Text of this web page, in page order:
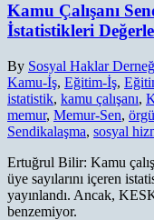
Kamu Çalışanı
İstatistikleri
By Sosyal Haklar
Kamu-İş, Eğitim-İş,
istatistik, kamu çalışanı,
memur, Memur-Sen,
Sendikalaşma, sosyal
Ertuğrul Bilir: Kamu
üye sayılarını içeren
yayınlandı. Ancak,
benzemiyor.